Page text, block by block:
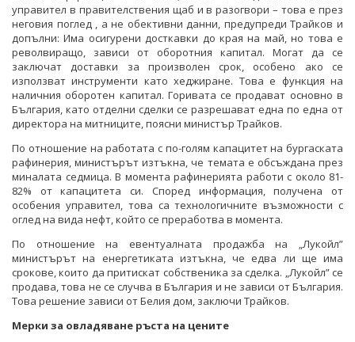
управител в правителствения щаб и в разогвори – това е през
неговия поглед , а не обективни данни, предупреди Трайков и
допълни: Има осигурени досткавки до края на май, но това е
револвиращо, зависи от оборотния капитал. Могат да се
заключат доставки за произволен срок, особено ако се
използват инструменти като хеджиране. Това е функция на
наличния оборотен капитал. Горивата се продават основно в
България, като отделни сделки се разрешават една по една от
директора на митниците, поясни министър Трайков.
По отношение на работата с по-голям капацитет на бургаската
рафинерия, министърът изтъкна, че темата е обсъждана през
миналата седмица. В момента рафинерията работи с около 81-
82% от капацитета си. Според информация, получена от
особения управител, това са технологичните възможности с
оглед на вида нефт, който се преработва в момента.
По отношение на евентуалната продажба на „Лукойл”
министърът на енергетиката изтъкна, че едва ли ще има
срокове, които да притискат собственика за сделка. „Лукойл” се
продава, това не се случва в България и не зависи от България.
Това решение зависи от Белия дом, заключи Трайков.
Мерки за овладяване ръста на цените